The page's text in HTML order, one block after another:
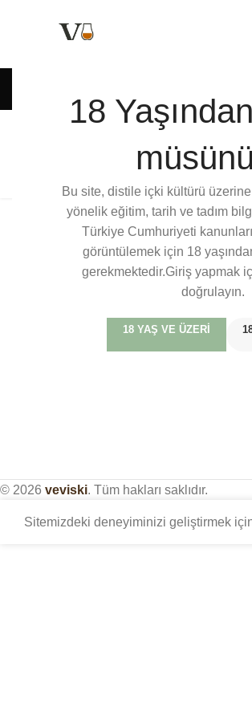
18
Bu site, distile içki kültürü
yönelik eğitim, tarih ve tadım
Türkiye Cumhuriyeti
görüntülemek için 18
gerekmektedir.Giriş yapmak
doğrulayın.
18 YAŞ VE ÜZERI
Glasgow 1770 Small
Batch Series
© 2026 veviski. Tüm hakları saklıdır.
Sitemizdeki deneyiminizi geliştirmek